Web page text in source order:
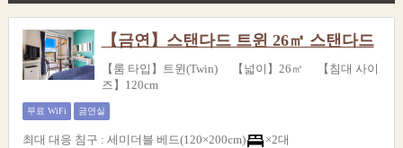
【금연】스탠다드 트윈 26㎡ 스탠다드
【룸 타입】트윈(Twin) 【넓이】26㎡ 【침대 사이
즈】120cm
무료 WiFi 금연실
최대 대응 침구 : 세미더블 베드(120×200cm) ×2대